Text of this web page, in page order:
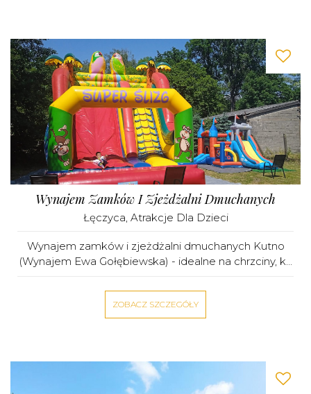
Wynajem Zamków I Zjeżdżalni Dmuchanych
Łęczyca, Atrakcje Dla Dzieci
Wynajem zamków i zjeżdżalni dmuchanych Kutno
(Wynajem Ewa Gołębiewska) - idealne na chrzciny, k...
ZOBACZ SZCZEGÓŁY